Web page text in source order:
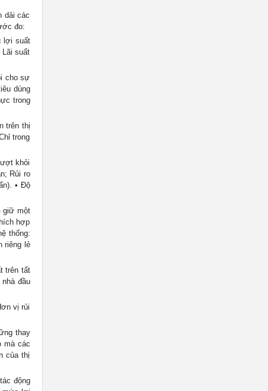
dải các
đo:
lợi suất
Lãi suất
cho sự
dùng
trong
trên thị
trong
khỏi
Rủi ro
• Độ
giữ một
hợp
thống:
riêng lẻ
trên tất
đầu
vị rủi
thay
mà các
của thị
động